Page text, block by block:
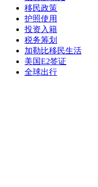
移民政策
护照使用
投资入籍
税务筹划
加勒比移民生活
美国E2签证
全球出行